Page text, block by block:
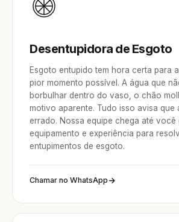
Desentupidora de Esgoto
Esgoto entupido tem hora certa para
pior momento possível. A água que
borbulhar dentro do vaso, o chão
motivo aparente. Tudo isso avisa que
errado. Nossa equipe chega até você
equipamento e experiência para
entupimentos de esgoto.
Chamar no WhatsApp